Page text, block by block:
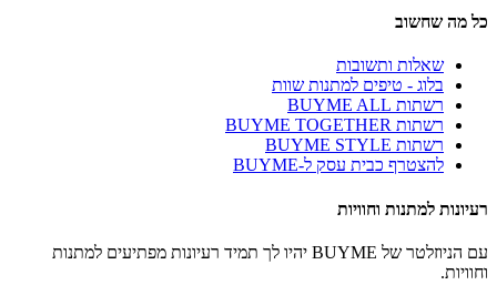
כל מה שחשוב
שאלות ותשובות
בלוג - טיפים למתנות שוות
רשתות BUYME ALL
רשתות BUYME TOGETHER
רשתות BUYME STYLE
להצטרף כבית עסק ל-BUYME
רעיונות למתנות וחוויות
עם הניוזלטר של BUYME יהיו לך תמיד רעיונות מפתיעים למתנות
וחוויות.